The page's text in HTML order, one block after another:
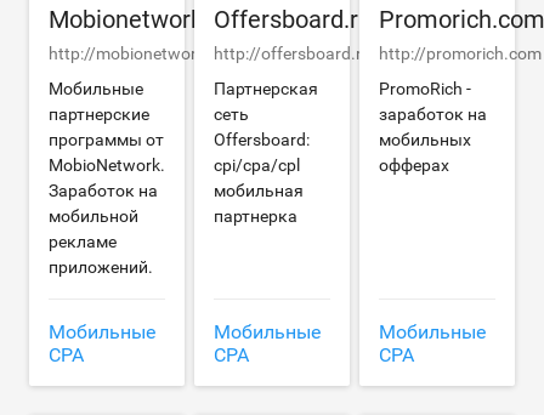
Mobionetwork.me
http://mobionetwork.me
Мобильные
партнерские
программы от
MobioNetwork.
Заработок на
мобильной
рекламе
приложений.
Мобильные
CPA
Offersboard.ru
http://offersboard.ru
Партнерская
сеть
Offersboard:
cpi/cpa/cpl
мобильная
партнерка
Мобильные
CPA
Promorich.com
http://promorich.com
PromoRich -
заработок на
мобильных
офферах
Мобильные
CPA